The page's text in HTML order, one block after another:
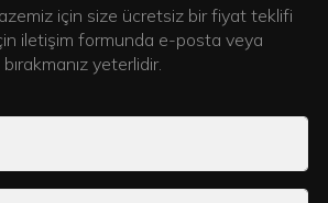
için size ücretsiz bir fiyat teklifi
iletişim formunda e-posta veya
yeterlidir.